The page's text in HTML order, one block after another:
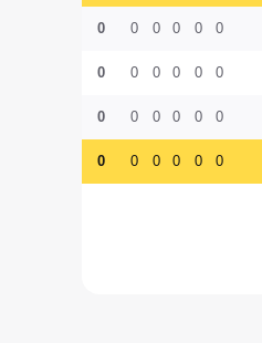
0
0
0
0
0
0
0
0
0
0
0
0
0
0
0
0
0
0
0
0
0
0
0
0